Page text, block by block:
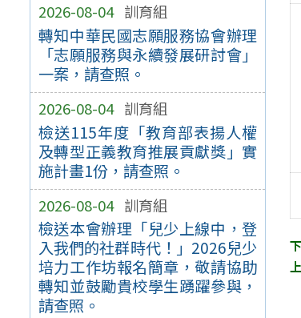
2026-08-04 訓育組
轉知中華民國志願服務協會辦理
「志願服務與永續發展研討會」
一案，請查照。
2026-08-04 訓育組
檢送115年度「教育部表揚人權
及轉型正義教育推展貢獻獎」實
施計畫1份，請查照。
2026-08-04 訓育組
檢送本會辦理「兒少上線中，登
入我們的社群時代！」2026兒少
培力工作坊報名簡章，敬請協助
轉知並鼓勵貴校學生踴躍參與，
請查照。